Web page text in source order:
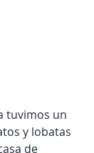
tuvimos un
y lobatas
de